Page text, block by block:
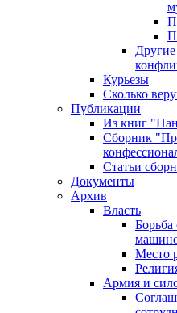
Курьезы
Сколько
Публикации
Из книг
Сборник
Статьи
Документы
Архив
Власть
Место
Армия и